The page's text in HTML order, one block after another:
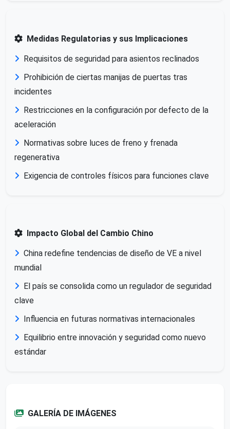
Medidas Regulatorias y sus Implicaciones
Requisitos de seguridad para asientos reclinados
Prohibición de ciertas manijas de puertas tras
incidentes
Restricciones en la configuración por defecto de la
aceleración
Normativas sobre luces de freno y frenada
regenerativa
Exigencia de controles físicos para funciones clave
Impacto Global del Cambio Chino
China redefine tendencias de diseño de VE a nivel
mundial
El país se consolida como un regulador de seguridad
clave
Influencia en futuras normativas internacionales
Equilibrio entre innovación y seguridad como nuevo
estándar
GALERÍA DE IMÁGENES